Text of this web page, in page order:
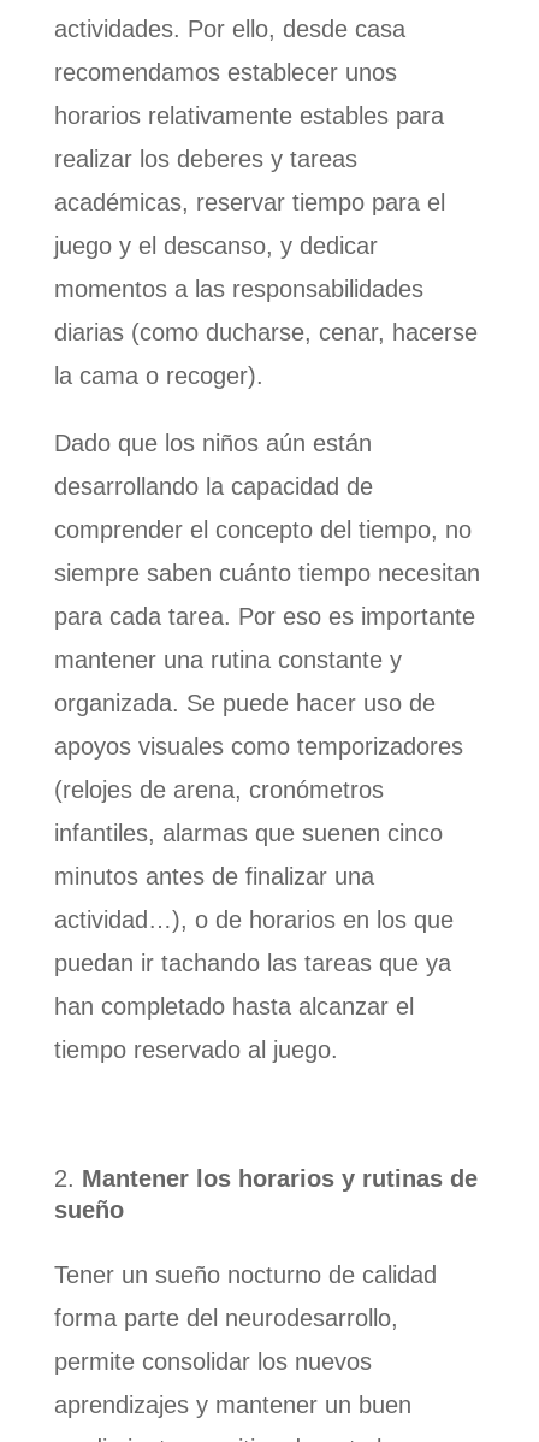
actividades. Por ello, desde casa
recomendamos establecer unos
horarios relativamente estables para
realizar los deberes y tareas
académicas, reservar tiempo para el
juego y el descanso, y dedicar
momentos a las responsabilidades
diarias (como ducharse, cenar, hacerse
la cama o recoger).
Dado que los niños aún están
desarrollando la capacidad de
comprender el concepto del tiempo, no
siempre saben cuánto tiempo necesitan
para cada tarea. Por eso es importante
mantener una rutina constante y
organizada. Se puede hacer uso de
apoyos visuales como temporizadores
(relojes de arena, cronómetros
infantiles, alarmas que suenen cinco
minutos antes de finalizar una
actividad…), o de horarios en los que
puedan ir tachando las tareas que ya
han completado hasta alcanzar el
tiempo reservado al juego.
Mantener los horarios y rutinas de
sueño
Tener un sueño nocturno de calidad
forma parte del neurodesarrollo,
permite consolidar los nuevos
aprendizajes y mantener un buen